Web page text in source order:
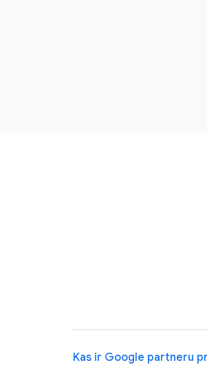
Kas ir Google partneru